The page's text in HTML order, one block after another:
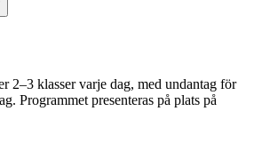
2–3 klasser varje dag, med undantag för
Programmet presenteras på plats på